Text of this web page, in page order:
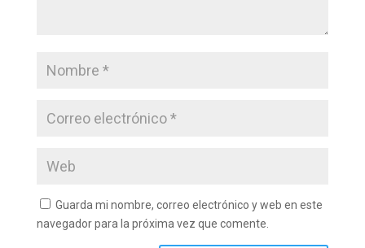
Guarda mi nombre, correo electrónico y web en este
navegador para la próxima vez que comente.